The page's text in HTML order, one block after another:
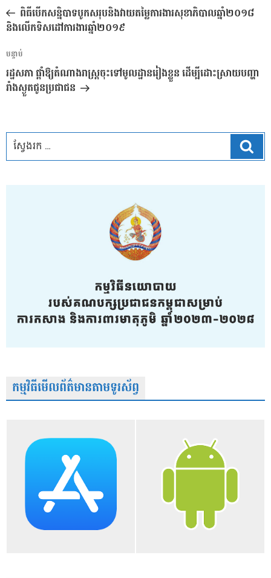
នាំទិស​
ប្រកាស
មុន ពិធីបើកសន្និបាទបូកសរុបនិងវាយតម្លៃការងារសុខាភិបាលឆ្នាំ២០១៨
និងលើកទិសដៅការងារឆ្នាំ២០១៩
អត្ថបទ
បន្ទាប់
បន្ទាប់
រដ្ឋសភា ផ្ដាំឱ្យតំណាងរាស្ត្រចុះទៅមូលដ្ឋានរៀងខ្លួន ដើម្បីដោះស្រាយបញ្ហា
រាំងស្ងួតជូនប្រជាជន
កម្មវិធីមើលព័ត៌មានតាមទូរស័ព្វ